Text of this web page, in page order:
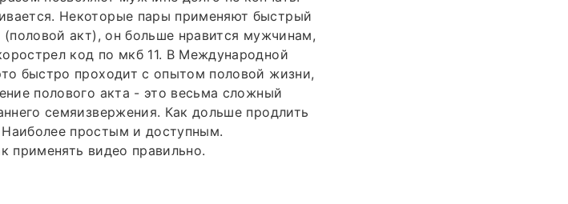
Некоторые пары применяют быстрый
акт), он больше нравится мужчинам,
код по мкб 11. В Международной
быстро проходит с опытом половой жизни,
полового акта - это весьма сложный
семяизвержения. Как дольше продлить
простым и доступным.
применять видео правильно.